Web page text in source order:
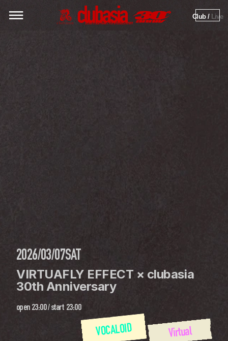
Club / Live
2026/03/07SAT
VIRTUAFLY EFFECT × clubasia
30th Anniversary
open 23:00 / start 23:00
Virtual
VOCALOID